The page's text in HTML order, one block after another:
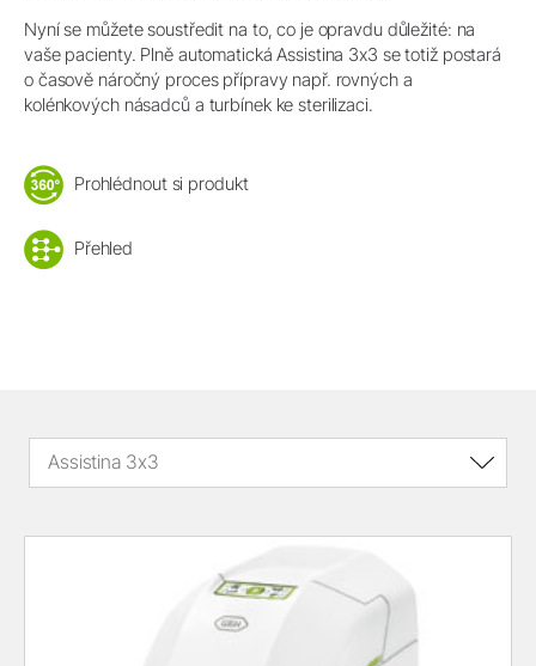
Nyní se můžete soustředit na to, co je opravdu důležité: na
vaše pacienty. Plně automatická Assistina 3x3 se totiž postará
o časově náročný proces přípravy např. rovných a
kolénkových násadců a turbínek ke sterilizaci.
Prohlédnout si produkt
Přehled
Assistina 3x3